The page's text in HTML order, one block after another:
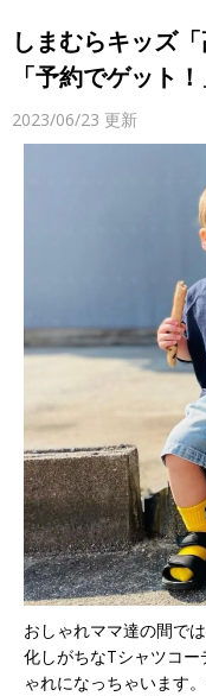
しまむらキッズ
「予約でゲット
2023/06/23 更新
おしゃれママ達の間で
化しがちなTシャツコ
ゃれになっちゃいます